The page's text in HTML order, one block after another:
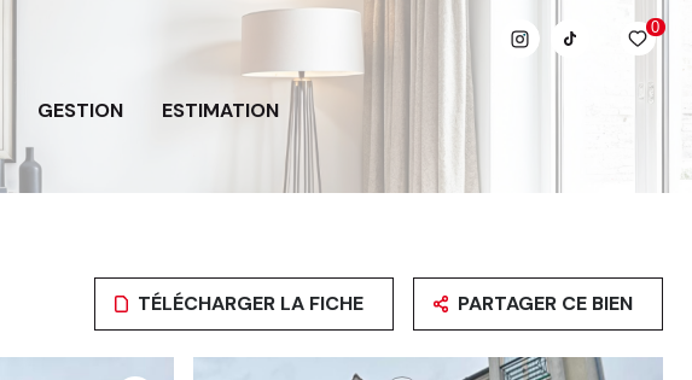
0
GESTION ESTIMATION
TÉLÉCHARGER LA FICHE PARTAGER CE BIEN